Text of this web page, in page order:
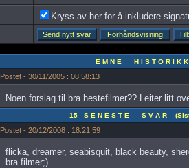
Kryss av her for å inkludere
E M N E H I S T O R I K K
Postet - 30/11/2005 : 08:58:13
Noen forslag til bra hestefilmer?? Leiter litt
15 S E N E S T E S V A R
Postet - 20/12/2008 : 18:21:59
flicka, dreamer, seabisquit, black beauty,
bra filmer;)